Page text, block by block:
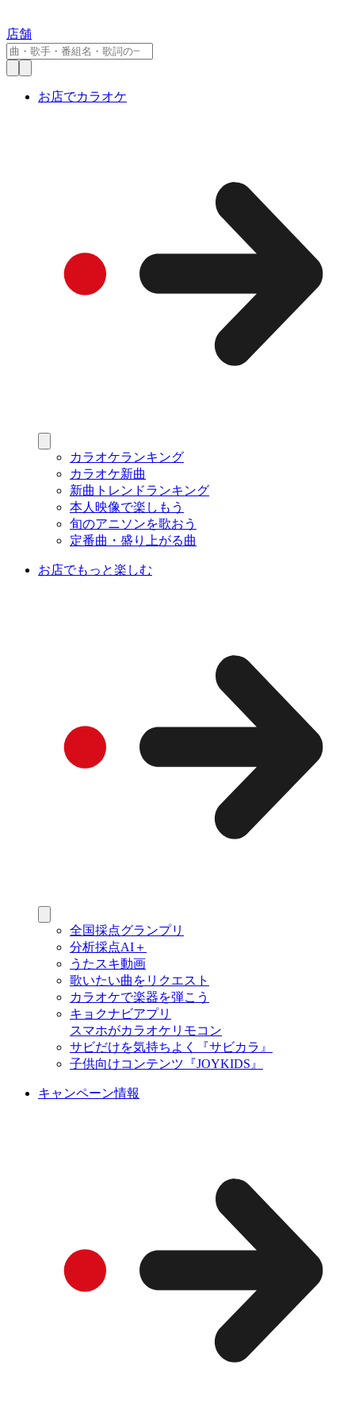
店舗
お店でカラオケ
カラオケランキング
カラオケ新曲
新曲トレンドランキング
本人映像で楽しもう
旬のアニソンを歌おう
定番曲・盛り上がる曲
お店でもっと楽しむ
全国採点グランプリ
分析採点AI＋
うたスキ動画
歌いたい曲をリクエスト
カラオケで楽器を弾こう
キョクナビアプリ
スマホがカラオケリモコン
サビだけを気持ちよく『サビカラ』
子供向けコンテンツ『JOYKIDS』
キャンペーン情報